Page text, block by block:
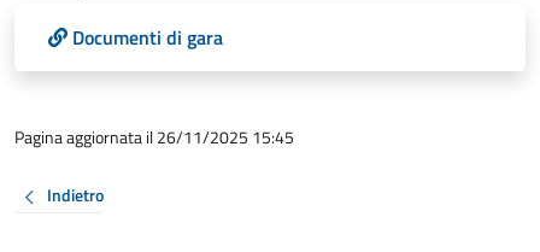
Documenti di gara
Pagina aggiornata il 26/11/2025 15:45
Indietro